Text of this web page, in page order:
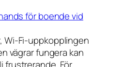
för boende vid
Wi-Fi-uppkopplingen
vägrar fungera kan